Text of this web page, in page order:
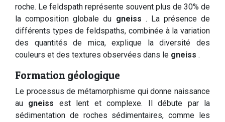
roche. Le feldspath représente souvent plus de 30% de
la composition globale du gneiss . La présence de
différents types de feldspaths, combinée à la variation
des quantités de mica, explique la diversité des
couleurs et des textures observées dans le gneiss .
Formation géologique
Le processus de métamorphisme qui donne naissance
au gneiss est lent et complexe. Il débute par la
sédimentation de roches sédimentaires, comme les